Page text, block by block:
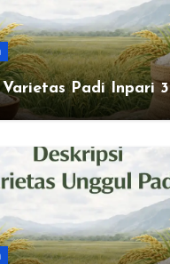
Padi Inpari 3